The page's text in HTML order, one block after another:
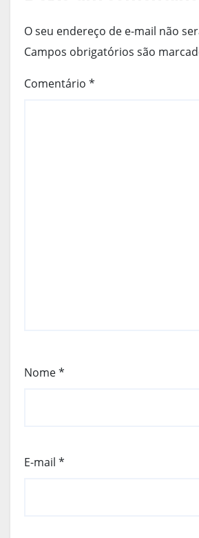
O seu endereço de e-mail não
Campos obrigatórios são
Comentário *
Nome*
E-mail *